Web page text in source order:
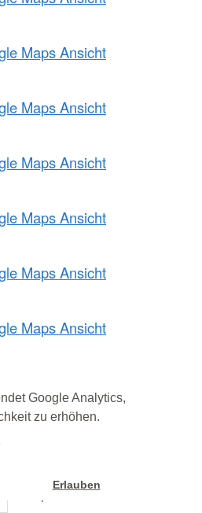
Google Analytics,
zu erhöhen.
Erlauben
Maps Ansicht
Maps Ansicht
Maps Ansicht
Maps Ansicht
Maps Ansicht
Maps Ansicht
Maps Ansicht
Maps Ansicht